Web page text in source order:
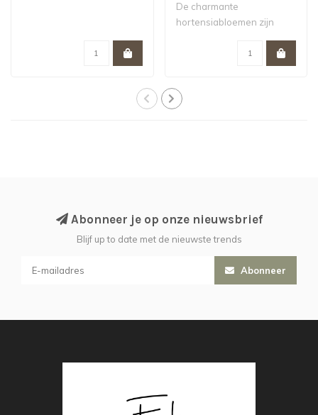
De charmante
hortensiabloemen zijn
Abonneer je op onze nieuwsbrief
Blijf up to date met de nieuwste trends
Abonneer